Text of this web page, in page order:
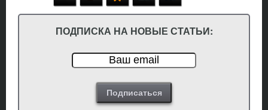
ПОДПИСКА НА НОВЫЕ СТАТЬИ: